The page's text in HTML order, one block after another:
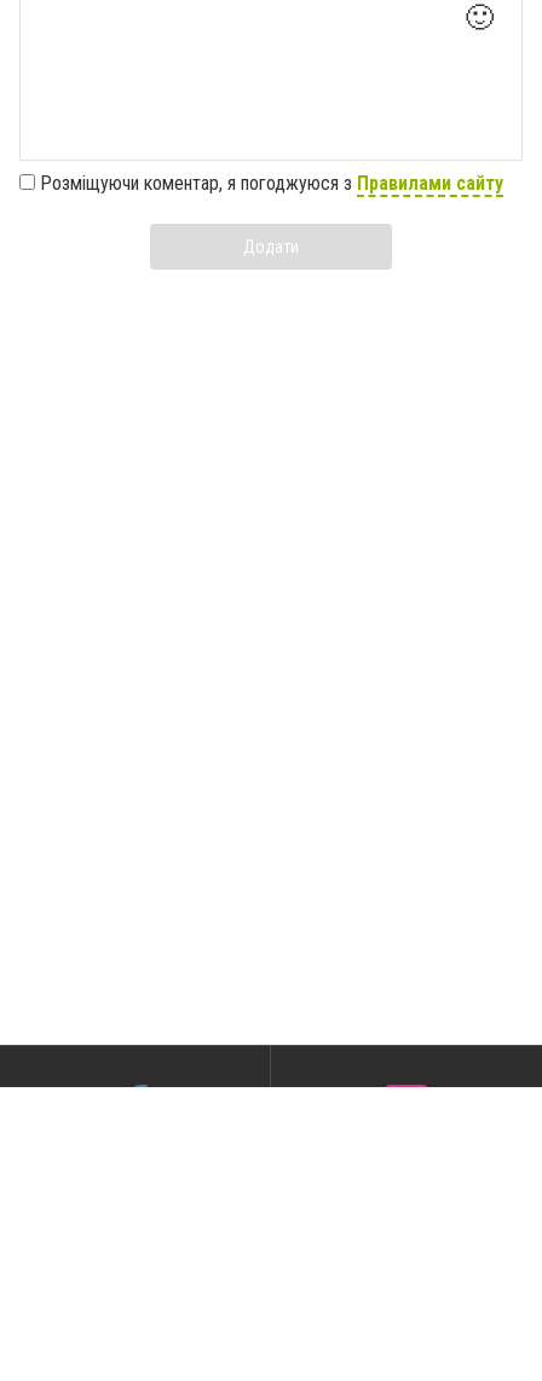
🙂
Розміщуючи коментар, я погоджуюся з Правилами сайту
Додати